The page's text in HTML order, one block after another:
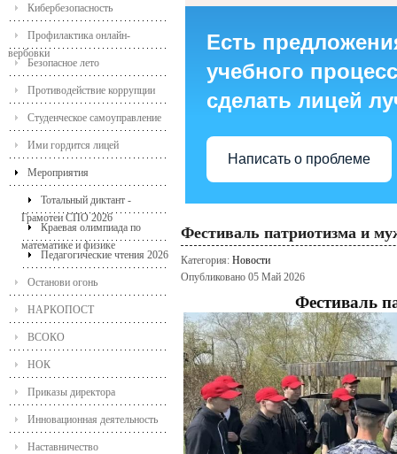
Кибербезопасность
Профилактика онлайн-
вербовки
Безопасное лето
Противодействие коррупции
Студенческое самоуправление
Ими гордится лицей
Мероприятия
Тотальный диктант -
Грамотеи СПО 2026
Краевая олимпиада по
математике и физике
Педагогические чтения 2026
Останови огонь
НАРКОПОСТ
ВСОКО
НОК
Приказы директора
Инновационная деятельность
Наставничество
Есть
учебного
сделать лицей
Написать о проблеме
Фестиваль патриотизма и
Категория: Новости
Опубликовано 05 Май 2026
Фестиваль